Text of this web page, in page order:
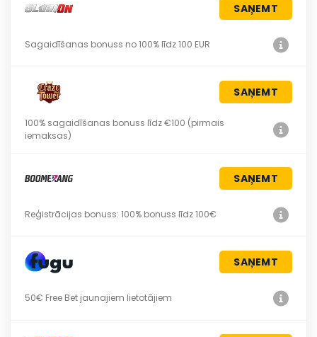
SAŅEMT
Sagaidīšanas bonuss no 100% līdz 100 EUR
SAŅEMT
100% sagaidīšanas bonuss līdz €100 (pirmais
iemaksas)
SAŅEMT
Reģistrācijas bonuss: 100% bonuss līdz 100€
SAŅEMT
50€ Free Bet jaunajiem lietotājiem